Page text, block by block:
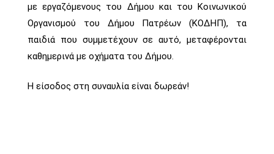
με εργαζόμενους του Δήμου και του Κοινωνικού
Οργανισμού του Δήμου Πατρέων (ΚΟΔΗΠ), τα
παιδιά που συμμετέχουν σε αυτό, μεταφέρονται
καθημερινά με οχήματα του Δήμου.
Η είσοδος στη συναυλία είναι δωρεάν!